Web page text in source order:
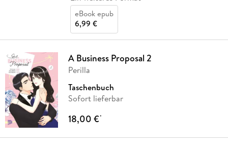
eBook epub
6,99 €
A Business Proposal 2
Perilla
Taschenbuch
Sofort lieferbar
18,00 €*